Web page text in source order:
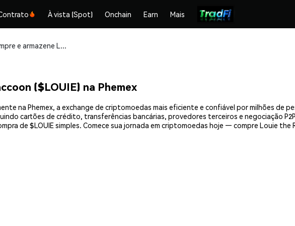
À vista (Spot) Onchain Earn Mais
Compre e armazene Louie the Raccoon ($LOUIE) com segurança
($LOUIE) na Phemex
na Phemex, a exchange de criptomoedas mais eficiente e confiável por milhões de
cartões de crédito, transferências bancárias, provedores terceiros e negociação
de $LOUIE simples. Comece sua jornada em criptomoedas hoje — compre Louie the